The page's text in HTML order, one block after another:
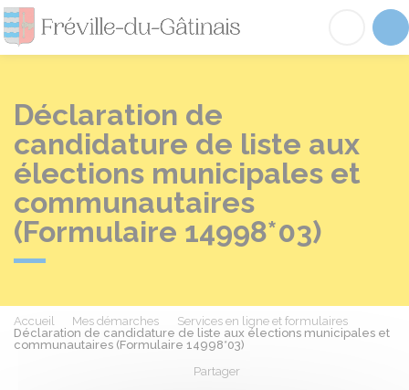
Fréville-du-
Déclaration de
candidature de liste aux
élections municipales et
communautaires
(Formulaire 14998*03)
Accueil Mes démarches
Services en ligne et formulaires
Déclaration de candidature de liste aux élections municipales et
communautaires (Formulaire 14998*03)
Partager